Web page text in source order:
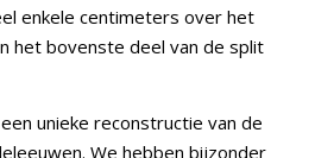
enkele centimeters over het
het bovenste deel van de split
unieke reconstructie van de
We hebben bijzonder